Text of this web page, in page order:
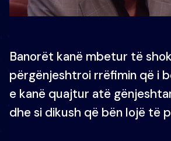
Banorët kanë mbetur të
përgënjeshtroi rrëfimin që i
e kanë quajtur atë
dhe si dikush që bën lojë të